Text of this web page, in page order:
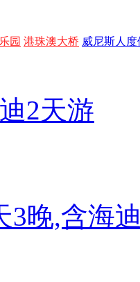
园 港珠澳大桥 威尼斯人度
2天游
3晚,含海